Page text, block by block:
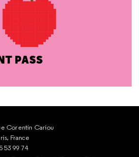
PASS
Corentin Cariou
France
53 99 74